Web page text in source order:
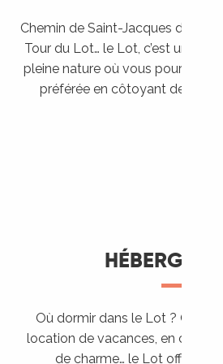
Chemin de Saint-Jacques de
Tour du Lot… le Lot, c’est une
pleine nature où vous pourrez
préférée en côtoyant des
Où dormir dans le Lot ? Chez
location de vacances, en
de charme… le Lot offre